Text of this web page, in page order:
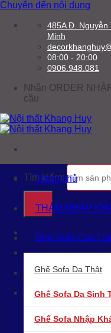
Chuyển đến nội dung
485A Đ. Nguyễn
Minh
08:00 - 20:00
0906.948.081
Nhận ORDER
cầu
Tìm kiếm:
Trang chủ
THẢM NHẬP
Ghế Sofa Cao
Ghế Sofa Da Thật
Ghế Sofa Da Sinh
Ghế Sofa Nhập